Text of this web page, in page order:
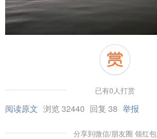
已有0人打赏
阅读原文 浏览 32440 回复 38 举报
分享到微信/朋友圈 领红包